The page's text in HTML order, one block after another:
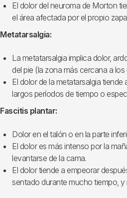
El dolor del neuroma de Morton
el área afectada por el propio
Metatarsalgia:
La metatarsalgia implica dolor,
del pie (la zona más cercana a
El dolor de la metatarsalgia
largos períodos de tiempo o
Fascitis plantar:
Dolor en el talón o en la parte
El dolor es más intenso por la
levantarse de la cama.
El dolor tiende a empeorar
sentado durante mucho tiempo,